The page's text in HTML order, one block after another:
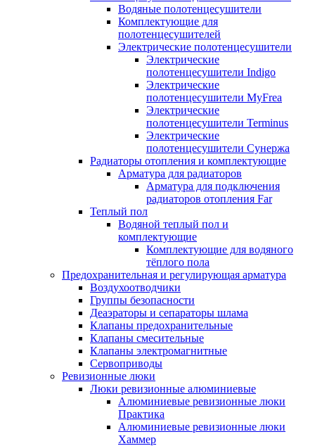
Водяные полотенцесушители
Комплектующие для
полотенцесушителей
Электрические полотенцесушители
Электрические
полотенцесушители Indigo
Электрические
полотенцесушители MyFrea
Электрические
полотенцесушители Terminus
Электрические
полотенцесушители Сунержа
Радиаторы отопления и комплектующие
Арматура для радиаторов
Арматура для подключения
радиаторов отопления Far
Теплый пол
Водяной теплый пол и
комплектующие
Комплектующие для водяного
тёплого пола
Предохранительная и регулирующая арматура
Воздухоотводчики
Группы безопасности
Деаэраторы и сепараторы шлама
Клапаны предохранительные
Клапаны смесительные
Клапаны электромагнитные
Сервоприводы
Ревизионные люки
Люки ревизионные алюминиевые
Алюминиевые ревизионные люки
Практика
Алюминиевые ревизионные люки
Хаммер